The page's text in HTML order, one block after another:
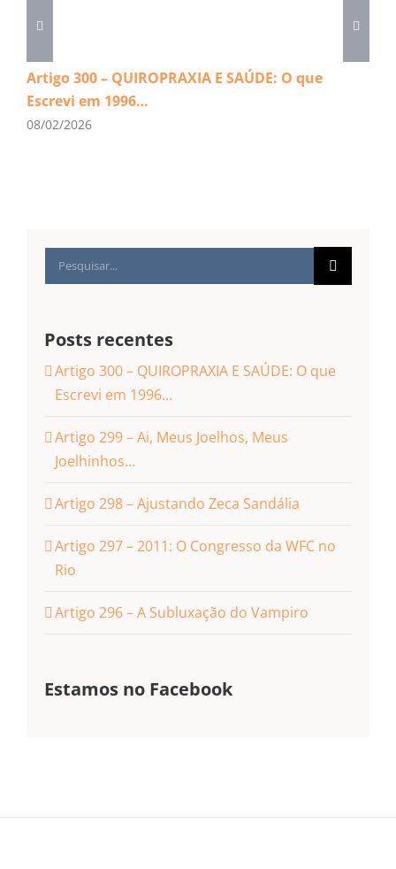
Artigo 300 – QUIROPRAXIA E SAÚDE: O que
Escrevi em 1996…
08/02/2026
Buscar
resultados
Posts recentes
Artigo 300 – QUIROPRAXIA E SAÚDE: O que
Escrevi em 1996…
Artigo 299 – Ai, Meus Joelhos, Meus
Joelhinhos…
Artigo 298 – Ajustando Zeca Sandália
Artigo 297 – 2011: O Congresso da WFC no
Rio
Artigo 296 – A Subluxação do Vampiro
Estamos no Facebook